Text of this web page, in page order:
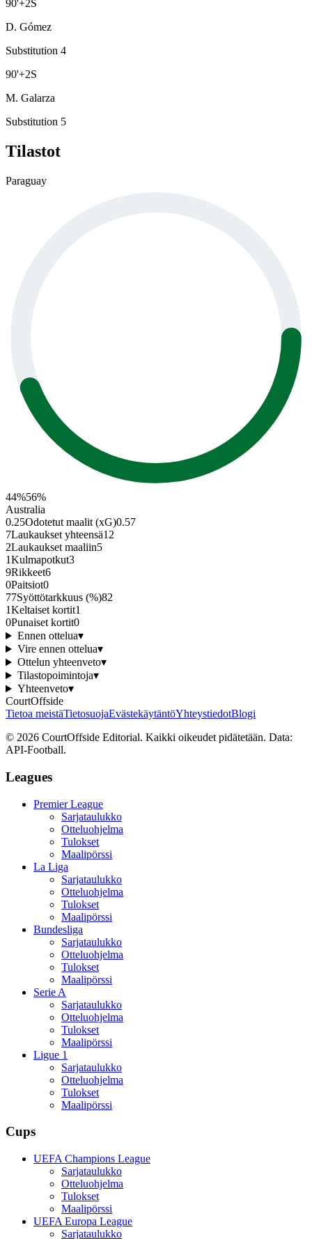
90'+2S
D. Gómez
Substitution 4
90'+2S
M. Galarza
Substitution 5
Tilastot
Paraguay
44%56%
Australia
0.25Odotetut maalit (xG)0.57
7Laukaukset yhteensä12
2Laukaukset maaliin5
1Kulmapotkut3
9Rikkeet6
0Paitsiot0
77Syöttötarkkuus (%)82
1Keltaiset kortit1
0Punaiset kortit0
Ennen ottelua▾
Vire ennen ottelua▾
Ottelun yhteenveto▾
Tilastopoimintoja▾
Yhteenveto▾
CourtOffside
Tietoa meistäTietosuojaEvästekäytäntöYhteystiedotBlogi
© 2026 CourtOffside Editorial. Kaikki oikeudet pidätetään. Data:
API-Football.
Leagues
Premier League
Sarjataulukko
Otteluohjelma
Tulokset
Maalipörssi
La Liga
Sarjataulukko
Otteluohjelma
Tulokset
Maalipörssi
Bundesliga
Sarjataulukko
Otteluohjelma
Tulokset
Maalipörssi
Serie A
Sarjataulukko
Otteluohjelma
Tulokset
Maalipörssi
Ligue 1
Sarjataulukko
Otteluohjelma
Tulokset
Maalipörssi
Cups
UEFA Champions League
Sarjataulukko
Otteluohjelma
Tulokset
Maalipörssi
UEFA Europa League
Sarjataulukko